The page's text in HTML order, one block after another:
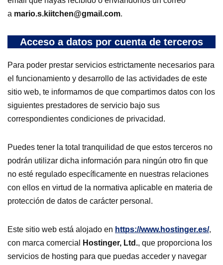
a mario.s.kiitchen@gmail.com.
Acceso a datos por cuenta de terceros
Para poder prestar servicios estrictamente necesarios para
el funcionamiento y desarrollo de las actividades de este
sitio web, te informamos de que compartimos datos con los
siguientes prestadores de servicio bajo sus
correspondientes condiciones de privacidad.
Puedes tener la total tranquilidad de que estos terceros no
podrán utilizar dicha información para ningún otro fin que
no esté regulado específicamente en nuestras relaciones
con ellos en virtud de la normativa aplicable en materia de
protección de datos de carácter personal.
Este sitio web está alojado en https://www.hostinger.es/,
con marca comercial
Hostinger, Ltd., que proporciona los
servicios de hosting para que puedas acceder y navegar